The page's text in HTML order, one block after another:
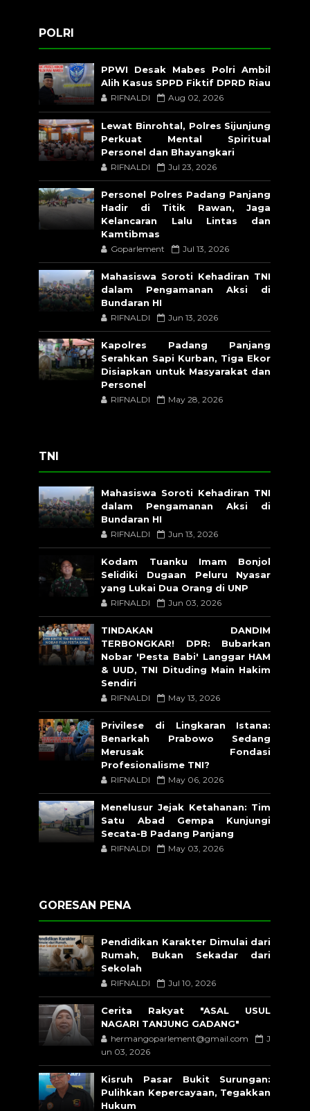
POLRI
PPWI Desak Mabes Polri Ambil
Alih Kasus SPPD Fiktif DPRD Riau
RIFNALDI Aug 02, 2026
Lewat Binrohtal, Polres Sijunjung
Perkuat Mental Spiritual
Personel dan Bhayangkari
RIFNALDI Jul 23, 2026
Personel Polres Padang Panjang
Hadir di Titik Rawan, Jaga
Kelancaran Lalu Lintas dan
Kamtibmas
Goparlement Jul 13, 2026
Mahasiswa Soroti Kehadiran TNI
dalam Pengamanan Aksi di
Bundaran HI
RIFNALDI Jun 13, 2026
Kapolres Padang Panjang
Serahkan Sapi Kurban, Tiga Ekor
Disiapkan untuk Masyarakat dan
Personel
RIFNALDI May 28, 2026
TNI
Mahasiswa Soroti Kehadiran TNI
dalam Pengamanan Aksi di
Bundaran HI
RIFNALDI Jun 13, 2026
Kodam Tuanku Imam Bonjol
Selidiki Dugaan Peluru Nyasar
yang Lukai Dua Orang di UNP
RIFNALDI Jun 03, 2026
TINDAKAN DANDIM
TERBONGKAR! DPR: Bubarkan
Nobar 'Pesta Babi' Langgar HAM
& UUD, TNI Dituding Main Hakim
Sendiri
RIFNALDI May 13, 2026
Privilese di Lingkaran Istana:
Benarkah Prabowo Sedang
Merusak Fondasi
Profesionalisme TNI?
RIFNALDI May 06, 2026
Menelusur Jejak Ketahanan: Tim
Satu Abad Gempa Kunjungi
Secata-B Padang Panjang
RIFNALDI May 03, 2026
GORESAN PENA
Pendidikan Karakter Dimulai dari
Rumah, Bukan Sekadar dari
Sekolah
RIFNALDI Jul 10, 2026
Cerita Rakyat "ASAL USUL
NAGARI TANJUNG GADANG"
hermangoparlement@gmail.com
J
un 03, 2026
Kisruh Pasar Bukit Surungan:
Pulihkan Kepercayaan, Tegakkan
Hukum